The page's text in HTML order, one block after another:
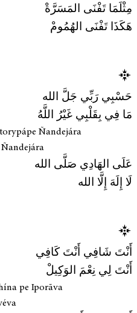
مِثْلَمَا تَفْنَى المَسَرَّةْ
هَكَذَا تَفْنَى الهُمُومْ
حَسْبِي رَبِّي جَلَّ الله
مَا فِي بِقَلْبِي غَيْرُ اللَّهُ
Ñandejára
عَلَى الهَادِي صَلَّى الله
لَا إِلَهَ إِلَّا الله
أَنْتَ شَافِي أَنْتَ كَافِي
أَنْتَ لِي نِعْمَ الوَكِيلْ
pe Iporãva